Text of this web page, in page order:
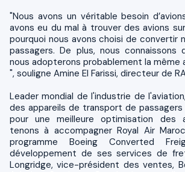
"Nous avons un véritable besoin
avons eu du mal à trouver des avions
pourquoi nous avons choisi de convertir
passagers. De plus, nous
nous adopterons probablement la même
", souligne Amine El Farissi, directeur de
Leader mondial de l'industrie de
des appareils de transport de
pour une meilleure optimisation des
tenons à accompagner Royal Air
programme Boeing Converted
développement de ses services de
Longridge, vice-président des ventes,